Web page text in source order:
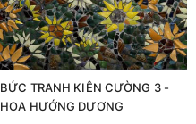
BỨC TRANH KIÊN CƯỜNG 3 -
HOA HƯỚNG DƯƠNG